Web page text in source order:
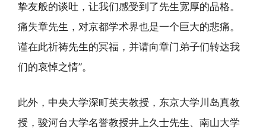
挚友般的谈吐，让我们感受到了先生宽厚的品格。
痛失章先生，对京都学术界也是一个巨大的悲痛。
谨在此祈祷先生的冥福，并请向章门弟子们转达我
们的哀悼之情”。
此外，中央大学深町英夫教授，东京大学川岛真教
授，骏河台大学名誉教授井上久士先生、南山大学